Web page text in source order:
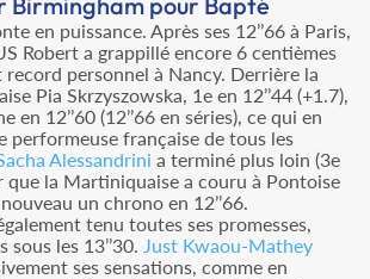
en puissance. Après ses 12’’66 à Paris,
Robert a grappillé encore 6 centièmes
personnel à Nancy. Derrière la
Pia Skrzyszowska, 1e en 12’’44 (+1.7),
en 12’’60 (12’’66 en séries), ce qui en
performeuse française de tous les
Alessandrini a terminé plus loin (3e
que la Martiniquaise a couru à Pontoise
un chrono en 12’’66.
tenu toutes ses promesses,
les 13’’30. Just Kwaou-Mathey
ses sensations, comme en